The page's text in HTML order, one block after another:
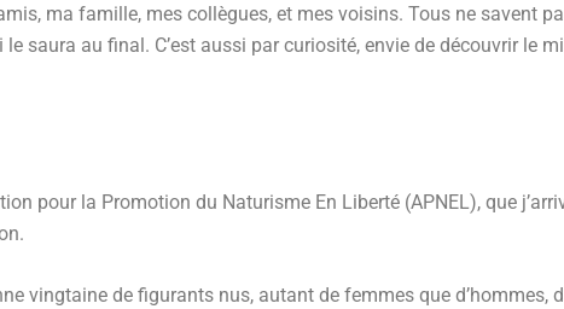
ma famille, mes collègues, et mes voisins. Tous ne savent
saura au final. C’est aussi par curiosité, envie de découvrir le
pour la Promotion du Naturisme En Liberté (APNEL), que
vingtaine de figurants nus, autant de femmes que d’hommes,